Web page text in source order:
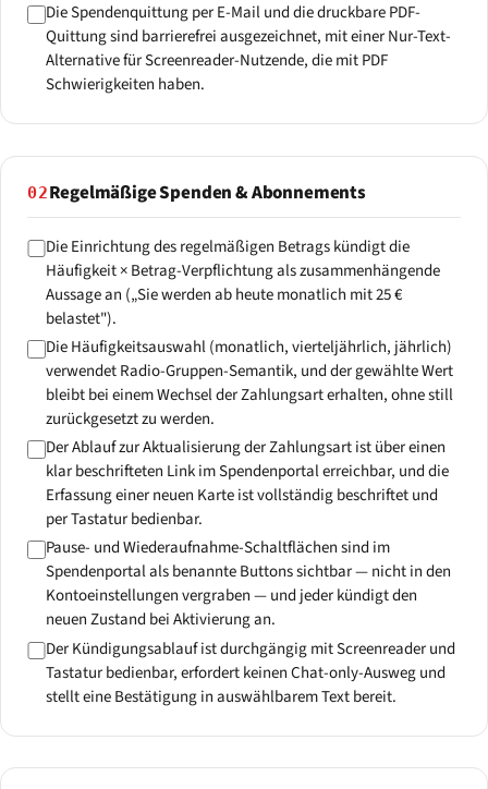
Die Spendenquittung per E-Mail und die druckbare PDF-
Quittung sind barrierefrei ausgezeichnet, mit einer Nur-Text-
Alternative für Screenreader-Nutzende, die mit PDF
Schwierigkeiten haben.
02Regelmäßige Spenden & Abonnements
Die Einrichtung des regelmäßigen Betrags kündigt die
Häufigkeit × Betrag-Verpflichtung als zusammenhängende
Aussage an („Sie werden ab heute monatlich mit 25 €
belastet").
Die Häufigkeitsauswahl (monatlich, vierteljährlich, jährlich)
verwendet Radio-Gruppen-Semantik, und der gewählte Wert
bleibt bei einem Wechsel der Zahlungsart erhalten, ohne still
zurückgesetzt zu werden.
Der Ablauf zur Aktualisierung der Zahlungsart ist über einen
klar beschrifteten Link im Spendenportal erreichbar, und die
Erfassung einer neuen Karte ist vollständig beschriftet und
per Tastatur bedienbar.
Pause- und Wiederaufnahme-Schaltflächen sind im
Spendenportal als benannte Buttons sichtbar — nicht in den
Kontoeinstellungen vergraben — und jeder kündigt den
neuen Zustand bei Aktivierung an.
Der Kündigungsablauf ist durchgängig mit Screenreader und
Tastatur bedienbar, erfordert keinen Chat-only-Ausweg und
stellt eine Bestätigung in auswählbarem Text bereit.